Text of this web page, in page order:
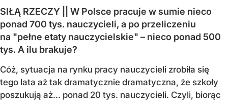
SIŁĄ RZECZY || W Polsce pracuje w sumie nieco
ponad 700 tys. nauczycieli, a po przeliczeniu
na "pełne etaty nauczycielskie" – nieco ponad 500
tys. A ilu brakuje?
Cóż, sytuacja na rynku pracy nauczycieli zrobiła się
tego lata aż tak dramatycznie dramatyczna, że szkoły
poszukują aż… ponad 20 tys. nauczycieli. Czyli, biorąc